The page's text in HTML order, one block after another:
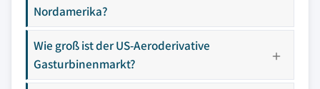
Nordamerika?
Wie groß ist der US-Aeroderivative
Gasturbinenmarkt?